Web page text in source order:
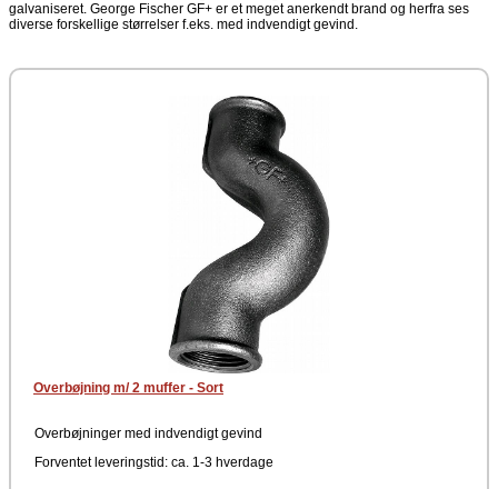
galvaniseret. George Fischer GF+ er et meget anerkendt brand og herfra ses
diverse forskellige størrelser f.eks. med indvendigt gevind.
Overbøjning m/ 2 muffer - Sort
Overbøjninger med indvendigt gevind
Forventet leveringstid: ca. 1-3 hverdage